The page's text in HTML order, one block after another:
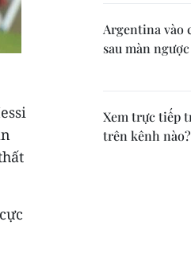
Argentina vào
sau màn
Xem trực tiếp
trên kênh nào?